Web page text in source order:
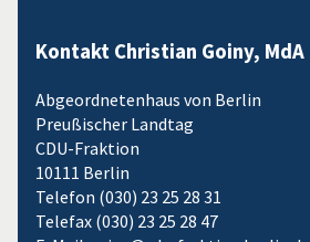
Kontakt Christian Goiny, MdA
Abgeordnetenhaus von Berlin
Preußischer Landtag
CDU-Fraktion
10111 Berlin
Telefon (030) 23 25 28 31
Telefax (030) 23 25 28 47